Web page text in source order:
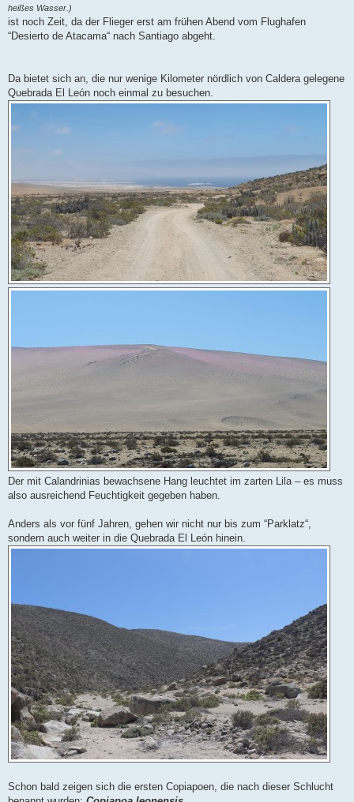
heißes Wasser.)
ist noch Zeit, da der Flieger erst am frühen Abend vom Flughafen
“Desierto de Atacama“ nach Santiago abgeht.
Da bietet sich an, die nur wenige Kilometer nördlich von Caldera gelegene
Quebrada El León noch einmal zu besuchen.
Der mit Calandrinias bewachsene Hang leuchtet im zarten Lila – es muss
also ausreichend Feuchtigkeit gegeben haben.
Anders als vor fünf Jahren, gehen wir nicht nur bis zum “Parklatz“,
sondern auch weiter in die Quebrada El León hinein.
Schon bald zeigen sich die ersten Copiapoen, die nach dieser Schlucht